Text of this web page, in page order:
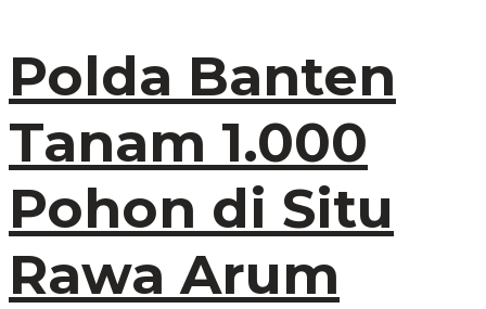
Polda Banten
Tanam 1.000
Pohon di Situ
Rawa Arum